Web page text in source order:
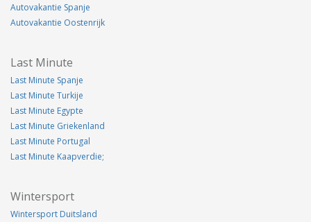
Autovakantie Spanje
Autovakantie Oostenrijk
Last Minute
Last Minute Spanje
Last Minute Turkije
Last Minute Egypte
Last Minute Griekenland
Last Minute Portugal
Last Minute Kaapverdie;
Wintersport
Wintersport Duitsland